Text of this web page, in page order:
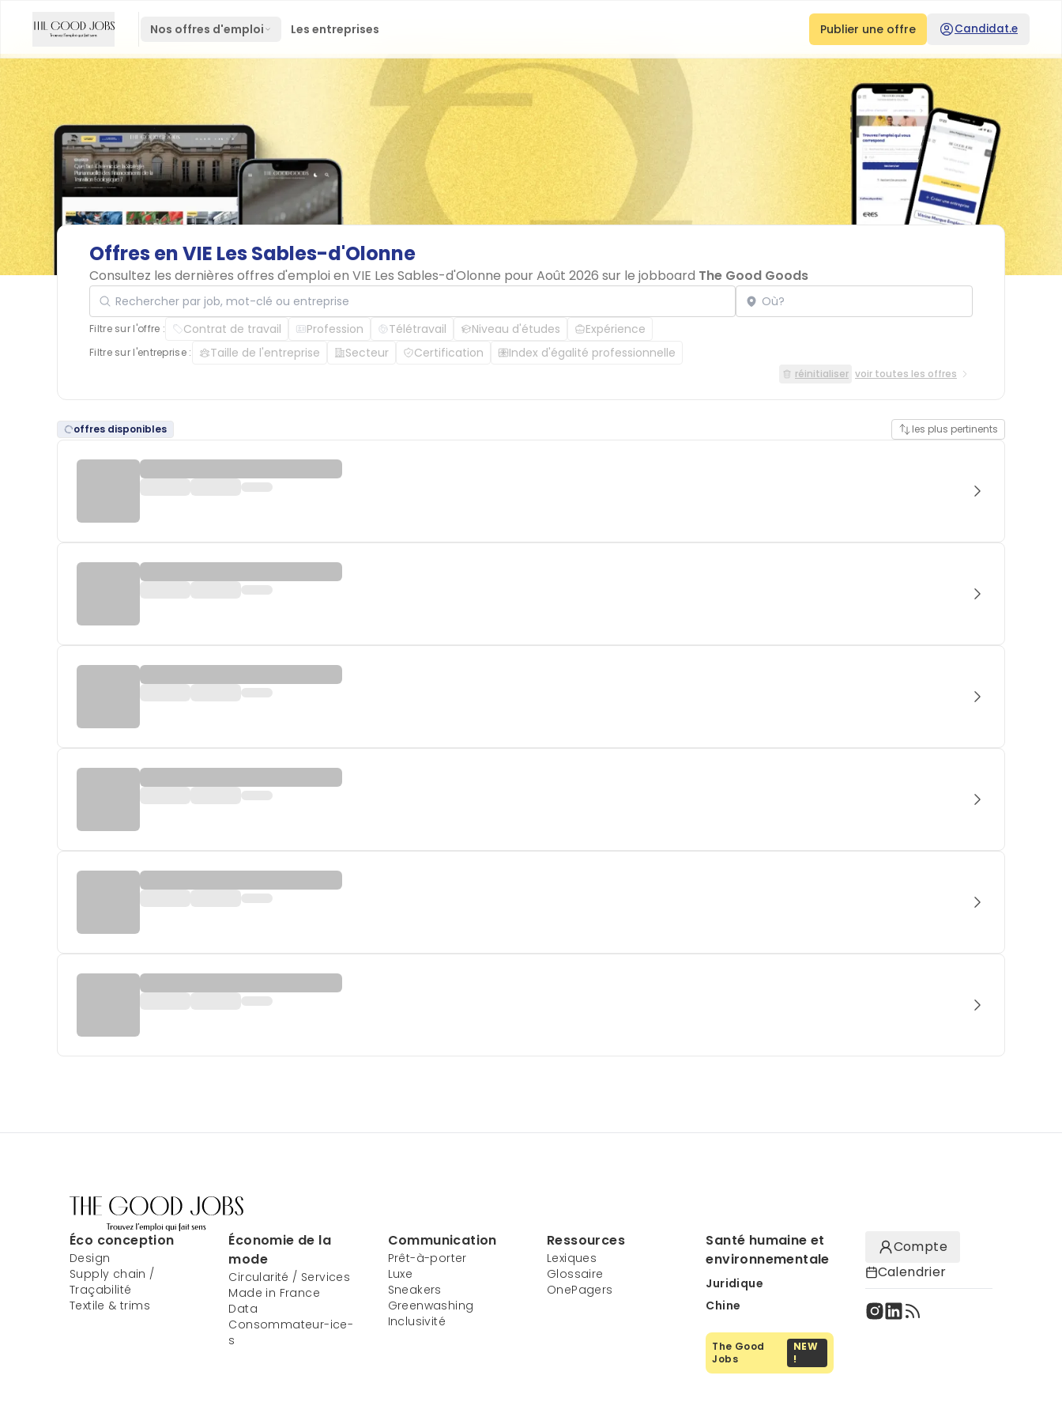
Nos offres d'emploi Les entreprises Publier une offre Candidat.e
Offres enVIE Les Sables-d'Olonne
Consultez les dernières offres d'emploi en VIE Les Sables-d'Olonne pour Août 2026 sur le jobboard The Good Goods
Rechercher par job, mot-clé ou entreprise Localisation
Filtre sur l'offre : Contrat de travail Profession Télétravail Niveau d'études Expérience
Filtre sur l'entreprise : Taille de l'entreprise Secteur Certification Index d'égalité professionnelle
réinitialiser voir toutes les offres
offres disponibles les plus pertinents
Éco conception
Design
Supply chain /
Traçabilité
Textile & trims
Économie de la
mode
Circularité / Services
Made in France
Data
Consommateur-ice-
s
Communication
Prêt-à-porter
Luxe
Sneakers
Greenwashing
Inclusivité
Ressources
Lexiques
Glossaire
OnePagers
Santé humaine et
environnementale
Juridique
Chine
The Good
Jobs
NEW
!
Compte
Calendrier